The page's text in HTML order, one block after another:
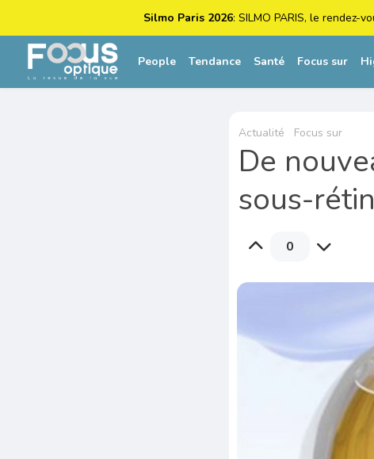
Silmo Paris 2026: SILMO PARIS, le rendez-
People Tendance Santé Focus sur
Actualité Focus sur
De
sous-
0